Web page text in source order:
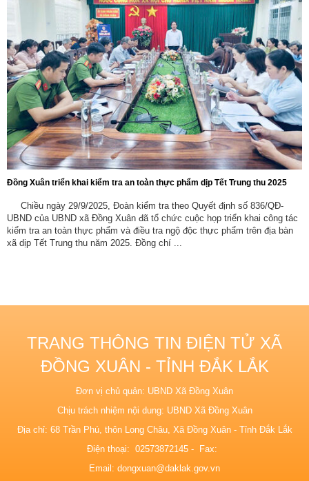
Đồng Xuân triển khai kiểm tra an toàn thực phẩm dịp Tết Trung thu 2025
Chiều ngày 29/9/2025, Đoàn kiểm tra theo Quyết định số 836/QĐ-
UBND của UBND xã Đồng Xuân đã tổ chức cuộc họp triển khai công tác
kiểm tra an toàn thực phẩm và điều tra ngộ độc thực phẩm trên địa bàn
xã dịp Tết Trung thu năm 2025. Đồng chí ...
TRANG THÔNG TIN ĐIỆN TỬ XÃ
ĐỒNG XUÂN - TỈNH ĐẮK LẮK
Đơn vị chủ quản: UBND Xã Đồng Xuân
Chịu trách nhiệm nội dung: UBND Xã Đồng Xuân
Địa chỉ: 68 Trần Phú, thôn Long Châu, Xã Đồng Xuân - Tỉnh Đắk Lắk
Điện thoại: 02573872145 - Fax:
Email: dongxuan@daklak.gov.vn